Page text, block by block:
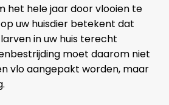
het hele jaar door vlooien te
uw huisdier betekent dat
in uw huis terecht
moet daarom niet
vlo aangepakt worden, maar